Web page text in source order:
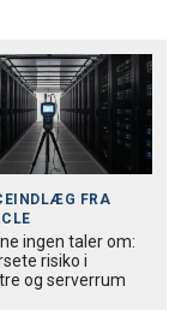
FRA
ingen taler om:
risiko i
og serverrum